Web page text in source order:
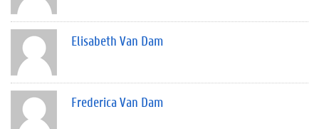
Elisabeth Van Dam
Frederica Van Dam